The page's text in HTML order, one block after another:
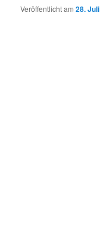
Veröffentlicht am28.